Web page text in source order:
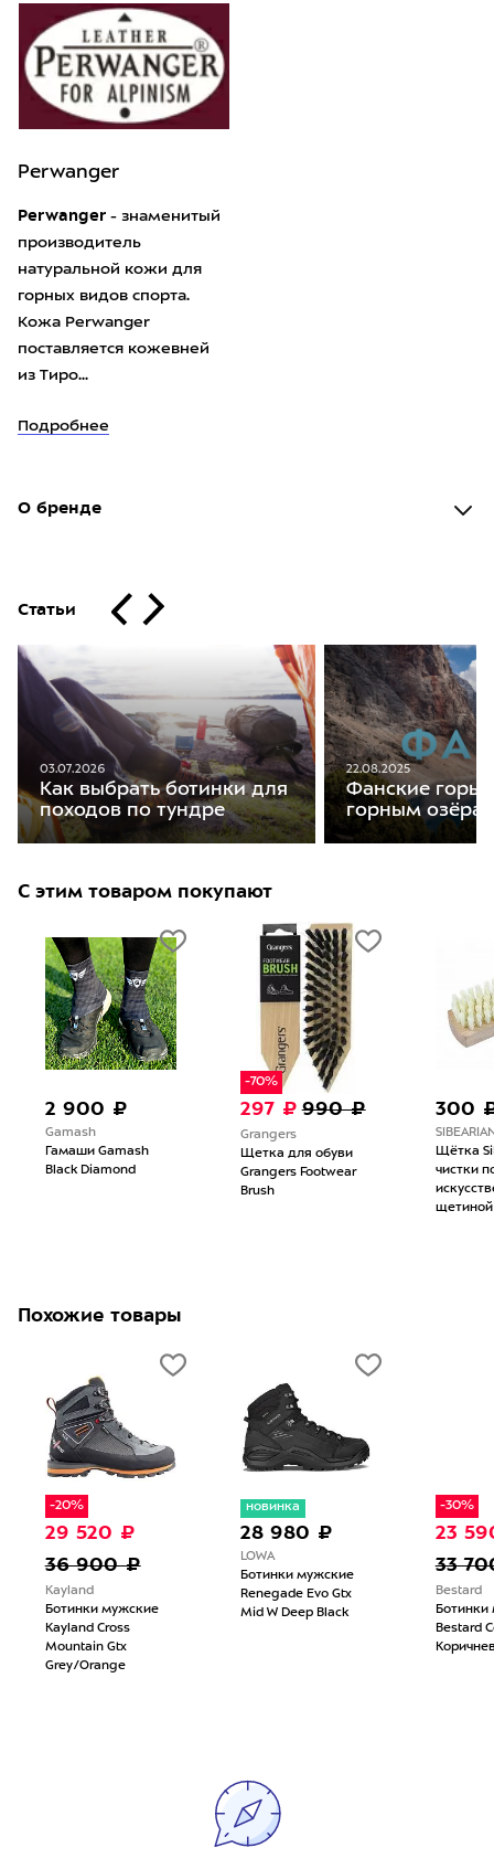
Perwanger
Perwanger - знаменитый
производитель
натуральной кожи для
горных видов спорта.
Кожа Perwanger
поставляется кожевней
из Тиро...
Подробнее
О бренде
Статьи
03.07.2026
Как выбрать ботинки для
походов по тундре
22.08.2025
Фанские
горным
С этим товаром покупают
2 900 ₽
Gamash
Гамаши Gamash
Black Diamond
-70%
297 ₽ 990 ₽
Grangers
Щетка для обуви
Grangers Footwear
Brush
300
Щётка
чистки
щетиной
Похожие товары
-20%
29 520 ₽
36 900 ₽
Kayland
Ботинки мужские
Kayland Cross
Mountain Gtx
Grey/Orange
новинка
28 980 ₽
LOWA
Ботинки мужские
Renegade Evo Gtx
Mid W Deep Black
-30%
23
33
Bestard
Ботинки
Bestard